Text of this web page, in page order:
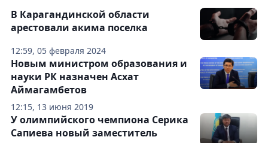
12:59, 05 февраля 2024
В Карагандинской области
арестовали акима поселка
12:15, 13 июня 2019
Новым министром образования и
науки РК назначен Асхат
Аймагамбетов
У олимпийского чемпиона Серика
Сапиева новый заместитель